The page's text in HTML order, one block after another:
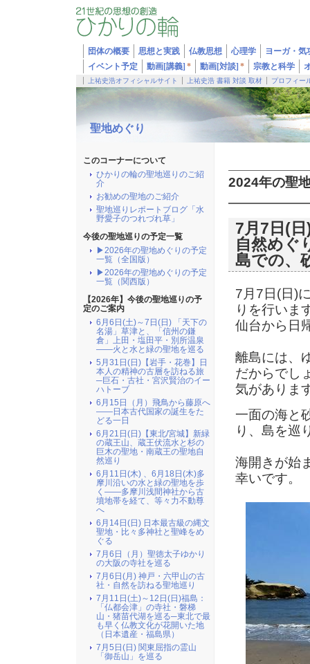
団体の概要 思想と実践 仏教思想 心理学
ヨーガ・気
イベント予定
動画[講義] * 動画[対談] * 宗教と科学
上祐史浩オフィシャルサイト 上祐史浩 書籍 対談 取材 プロフィー
聖地めぐり
2024年の聖
7月7日(
自然めぐ
島での、
7 月 7 日 (日)
りを行いま
仙台から日
離島には、
だからでし
気がありま
一面の海と
り、島を巡
海開きが始
幸いです。
このコーナーについて
ひかりの輪の聖地巡りのご紹
介
お勧めの聖地のご紹介
聖地巡りレポートブログ「水
野愛子のつれづれ草」
今後の聖地巡りの予定一覧
▶2026年の聖地めぐりの予定
一覧（全国版）
▶2026年の聖地めぐりの予定
一覧（関西版）
【2026年】今後の聖地巡りの予
定のご案内
6月6日(土)～7日(日) 「天下の
名湯」草津と、「信州の鎌
倉」上田・塩田平・別所温泉
――火と水と緑の聖地を巡る
5月31日(日)【岩手・花巻】日
本人の精神の古層を訪ねる旅
─巨石・古社・宮沢賢治のイー
ハトーブ
6月15日（月）飛鳥から藤原へ
――日本古代国家の誕生をた
どる一日
6月21日(日)【東北/宮城】新緑
の蔵王山、蔵王伏流水と杉の
巨木の聖地・南蔵王の聖地自
然巡り
6月11日(木) 、6月18日(木)多
摩川沿いの水と緑の聖地を歩
く――多摩川浅間神社から古
墳地帯を経て、等々力不動尊
へ
6月14日(日) 日本最古級の縄文
聖地・比々多神社と聖峰をめ
ぐる
7月6日（月）聖徳太子ゆかり
の大阪の寺社を巡る
7月6日(月) 神戸・六甲山の古
社・自然を訪ねる聖地巡り
7月11日(土)～12日(日)福島：
「仏都会津」の寺社・磐梯
山・猪苗代湖を巡る─東北で最
も早く仏教文化が花開いた地
（日本遺産・福島県）
7月5日(日) 関東屈指の霊山
「御岳山」を巡る